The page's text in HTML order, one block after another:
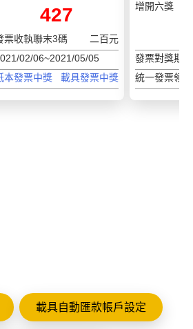
427
票收執聯末3碼
二百元
02/06~2021/05/05
本發票中獎 載具發票中獎
增開六獎
發票對獎期限
統一發票領獎
載具自動匯款帳戶設定